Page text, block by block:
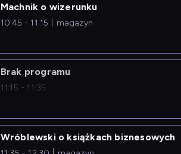
Machnik o wizerunku
10:45 - 11:15 magazyn
Brak programu
11:15 - 11:35
Wróblewski o książkach biznesowych